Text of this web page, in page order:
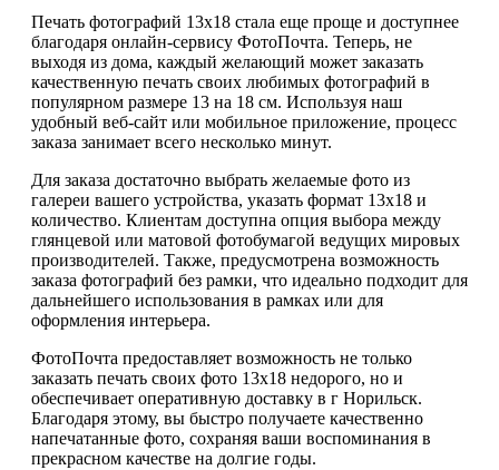
Печать фотографий 13х18 стала еще проще и доступнее
благодаря онлайн-сервису ФотоПочта. Теперь, не
выходя из дома, каждый желающий может заказать
качественную печать своих любимых фотографий в
популярном размере 13 на 18 см. Используя наш
удобный веб-сайт или мобильное приложение, процесс
заказа занимает всего несколько минут.
Для заказа достаточно выбрать желаемые фото из
галереи вашего устройства, указать формат 13х18 и
количество. Клиентам доступна опция выбора между
глянцевой или матовой фотобумагой ведущих мировых
производителей. Также, предусмотрена возможность
заказа фотографий без рамки, что идеально подходит для
дальнейшего использования в рамках или для
оформления интерьера.
ФотоПочта предоставляет возможность не только
заказать печать своих фото 13х18 недорого, но и
обеспечивает оперативную доставку в г Норильск.
Благодаря этому, вы быстро получаете качественно
напечатанные фото, сохраняя ваши воспоминания в
прекрасном качестве на долгие годы.